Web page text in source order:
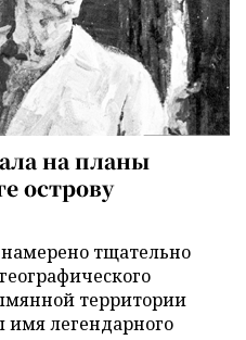
на планы
острову
тщательно
территории
легендарного